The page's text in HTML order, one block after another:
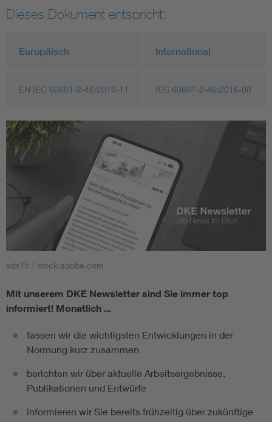
Dieses Dokument entspricht:
Europäisch International
EN IEC 60601-2-46:2019-11 IEC 60601-2-46:2016-08
sdx15 / stock.adobe.com
Mit unserem DKE Newsletter sind Sie immer top
informiert! Monatlich ...
fassen wir die wichtigsten Entwicklungen in der
Normung kurz zusammen
berichten wir über aktuelle Arbeitsergebnisse,
Publikationen und Entwürfe
informieren wir Sie bereits frühzeitig über zukünftige